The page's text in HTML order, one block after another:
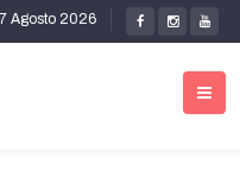
Agosto 2026